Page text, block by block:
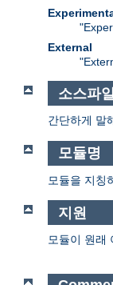
External
소스파일
간단하게 말
모듈명
모듈을 지칭
지원
모듈이 원래